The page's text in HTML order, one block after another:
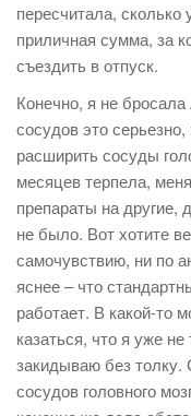
пересчитала,
приличная сумма, за
съездить в отпуск.
Конечно, я не
сосудов это
расширить сосуды
месяцев терпела,
препараты на
не было. Вот хотите
самочувствию, ни по
яснее – что
работает. В какой-то
казаться, что я уже
закидываю без толку.
сосудов головного